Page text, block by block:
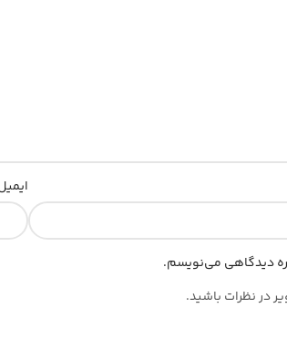
دیدگاهی می‌نویسم.
در نظرات باشید.